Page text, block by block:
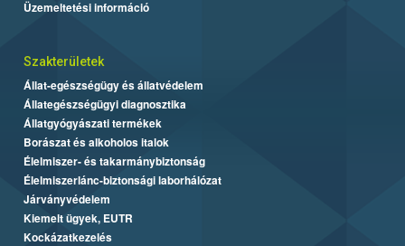
Üzemeltetési információ
Szakterületek
Állat-egészségügy és állatvédelem
Állategészségügyi diagnosztika
Állatgyógyászati termékek
Borászat és alkoholos italok
Élelmiszer- és takarmánybiztonság
Élelmiszerlánc-biztonsági laborhálózat
Járványvédelem
Kiemelt ügyek, EUTR
Kockázatkezelés